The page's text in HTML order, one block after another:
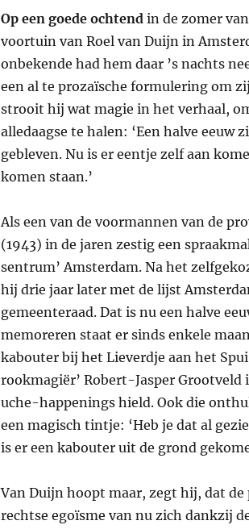
Op een goede ochtend in de zomer
voortuin van Roel van Duijn in
onbekende had hem daar ’s nachts
een al te prozaïsche formulering om
strooit hij wat magie in het verhaal,
alledaagse te halen: ‘Een halve eeuw
gebleven. Nu is er eentje zelf aan
komen staan.’
Als een van de voormannen van de
(1943) in de jaren zestig een
sentrum’ Amsterdam. Na het
hij drie jaar later met de lijst
gemeenteraad. Dat is nu een halve
memoreren staat er sinds enkele
kabouter bij het Lieverdje aan het
rookmagiër’ Robert-Jasper
uche-happenings hield. Ook die
een magisch tintje: ‘Heb je dat al
is er een kabouter uit de grond
Van Duijn hoopt maar, zegt hij, dat
rechtse egoïsme van nu zich dankzij